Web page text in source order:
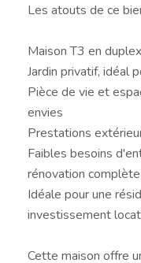
Les atouts de ce
Maison T3 en
Jardin privatif, idéal
Pièce de vie et
envies
Prestations
Faibles besoins
rénovation
Idéale pour une
investissement
Cette maison offre